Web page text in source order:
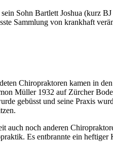
Sohn Bartlett Joshua (kurz
Sammlung von krankhaft
Chiropraktoren kamen in
Müller 1932 auf Zürcher
gebüsst und seine Praxis
auch noch anderen
Es entbrannte ein